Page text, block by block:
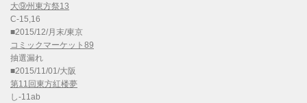
大⑨州東方祭13
C-15,16
■2015/12/月末/東京
コミックマーケット89
抽選漏れ
■2015/11/01/大阪
第11回東方紅楼夢
し-11ab